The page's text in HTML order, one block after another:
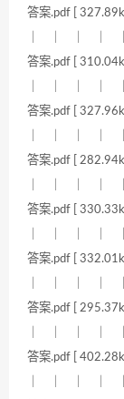
答案.pdf [
｜ ｜ ｜ ｜ ｜
答案.pdf [
｜ ｜ ｜ ｜ ｜
答案.pdf [
｜ ｜ ｜ ｜ ｜
答案.pdf [
｜ ｜ ｜ ｜ ｜
答案.pdf [
｜ ｜ ｜ ｜ ｜
答案.pdf [
｜ ｜ ｜ ｜ ｜
答案.pdf [
｜ ｜ ｜ ｜ ｜
答案.pdf [
｜ ｜ ｜ ｜ ｜